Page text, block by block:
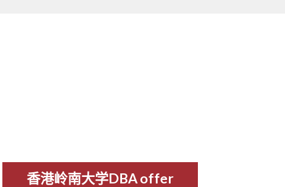
香港岭南大学DBA offer